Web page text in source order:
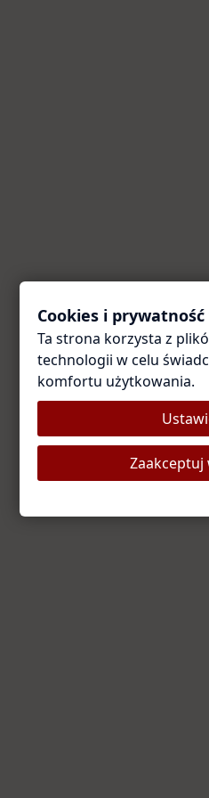
Coś
Przepraszamy za
Odśwież stronę
Cookies i
Ta strona korzysta z
technologii w celu
komfortu użytkowania.
Zaakceptuj